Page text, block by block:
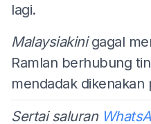
lagi.
Malaysiakinigagal
Ramlan berhubung
mendadak dikenakan
Sertai saluran